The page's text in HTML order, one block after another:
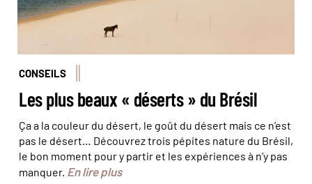
CONSEILS
Les plus beaux « déserts » du Brésil
Ça a la couleur du désert, le goût du désert mais ce n’est
pas le désert… Découvrez trois pépites nature du Brésil,
le bon moment pour y partir et les expériences à n’y pas
manquer. En lire plus